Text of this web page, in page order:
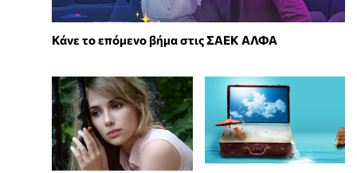
Κάνε το επόμενο βήμα στις ΣΑΕΚ ΑΛΦΑ